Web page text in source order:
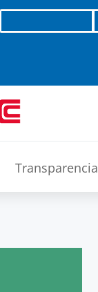
Transparencia